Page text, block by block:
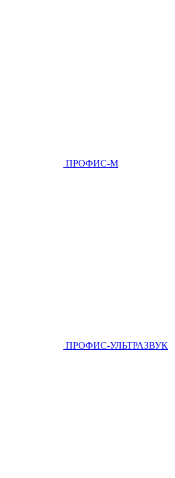
ПРОФИС-М
ПРОФИС-УЛЬТРАЗВУК